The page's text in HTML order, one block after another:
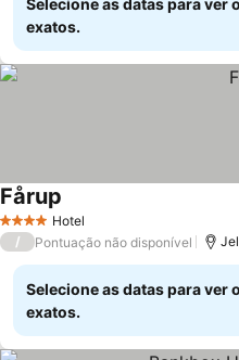
Selecione as datas para ver
exatos.
4 EstrelasHotel
Fårup
/ Pontuação não disponível
Selecione as datas para ver
exatos.